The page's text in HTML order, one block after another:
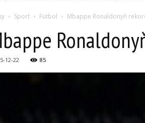
Sport Futbol Mbappe Ronaldonyň
12-22 85